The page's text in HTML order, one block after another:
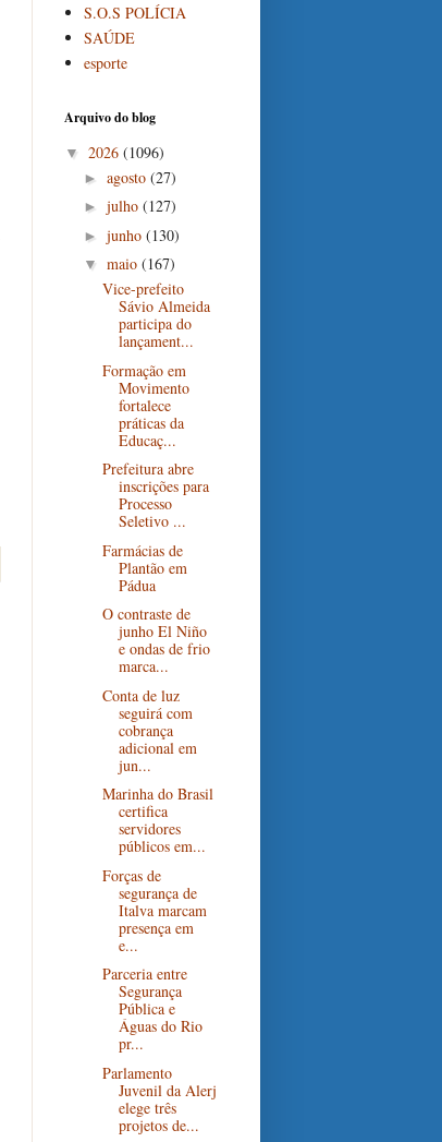
S.O.S POLÍCIA
SAÚDE
esporte
Arquivo do blog
▼ 2026 (1096)
► agosto (27)
► julho (127)
► junho (130)
▼ maio (167)
Vice-prefeito
Sávio Almeida
participa do
lançament...
Formação em
Movimento
fortalece
práticas da
Educaç...
Prefeitura abre
inscrições para
Processo
Seletivo ...
Farmácias de
Plantão em
Pádua
O contraste de
junho El Niño
e ondas de frio
marca...
Conta de luz
seguirá com
cobrança
adicional em
jun...
Marinha do Brasil
certifica
servidores
públicos em...
Forças de
segurança de
Italva marcam
presença em
e...
Parceria entre
Segurança
Pública e
Águas do Rio
pr...
Parlamento
Juvenil da Alerj
elege três
projetos de...